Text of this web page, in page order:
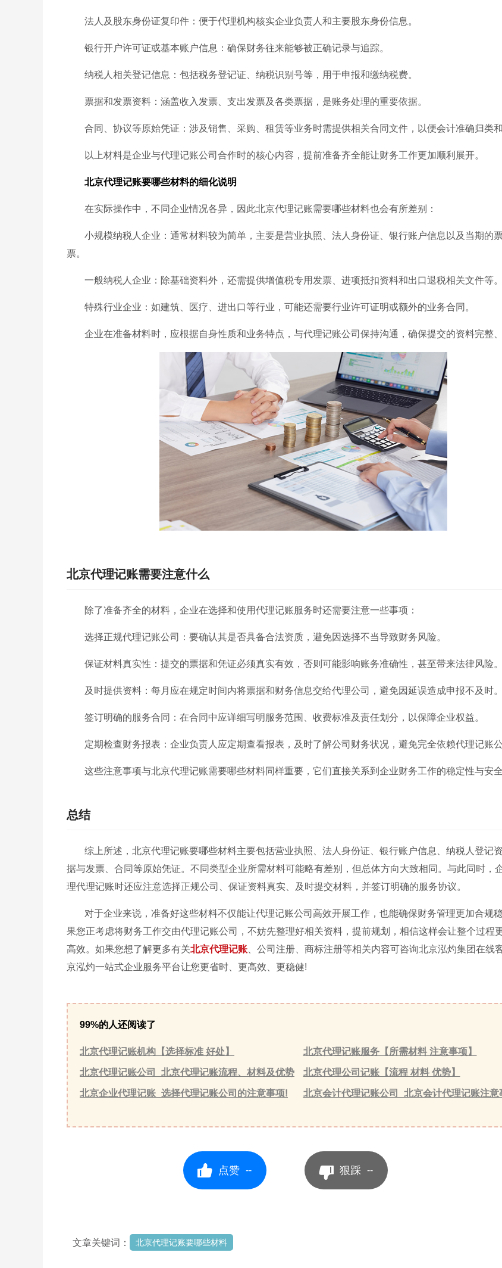
法人及股东身份证复印件：便于代理机构核实企业负责人和主要股东身份信息。
银行开户许可证或基本账户信息：确保财务往来能够被正确记录与追踪。
纳税人相关登记信息：包括税务登记证、纳税识别号等，用于申报和缴纳税费。
票据和发票资料：涵盖收入发票、支出发票及各类票据，是账务处理的重要依据。
合同、协议等原始凭证：涉及销售、采购、租赁等业务时需提供相关合同文件，以便会计准确归类和
以上材料是企业与代理记账公司合作时的核心内容，提前准备齐全能让财务工作更加顺利展开。
北京代理记账要哪些材料的细化说明
在实际操作中，不同企业情况各异，因此北京代理记账需要哪些材料也会有所差别：
小规模纳税人企业：通常材料较为简单，主要是营业执照、法人身份证、银行账户信息以及当期的
票。
一般纳税人企业：除基础资料外，还需提供增值税专用发票、进项抵扣资料和出口退税相关文件等。
特殊行业企业：如建筑、医疗、进出口等行业，可能还需要行业许可证明或额外的业务合同。
企业在准备材料时，应根据自身性质和业务特点，与代理记账公司保持沟通，确保提交的资料完整、
北京代理记账需要注意什么
除了准备齐全的材料，企业在选择和使用代理记账服务时还需要注意一些事项：
选择正规代理记账公司：要确认其是否具备合法资质，避免因选择不当导致财务风险。
保证材料真实性：提交的票据和凭证必须真实有效，否则可能影响账务准确性，甚至带来法律风险。
及时提供资料：每月应在规定时间内将票据和财务信息交给代理公司，避免因延误造成申报不及时。
签订明确的服务合同：在合同中应详细写明服务范围、收费标准及责任划分，以保障企业权益。
定期检查财务报表：企业负责人应定期查看报表，及时了解公司财务状况，避免完全依赖代理记账公
这些注意事项与北京代理记账需要哪些材料同样重要，它们直接关系到企业财务工作的稳定性与安全
总结
综上所述，北京代理记账要哪些材料主要包括营业执照、法人身份证、银行账户信息、纳税人登记
据与发票、合同等原始凭证。不同类型企业所需材料可能略有差别，但总体方向大致相同。与此同时，
理代理记账时还应注意选择正规公司、保证资料真实、及时提交材料，并签订明确的服务协议。
对于企业来说，准备好这些材料不仅能让代理记账公司高效开展工作，也能确保财务管理更加合规
果您正考虑将财务工作交由代理记账公司，不妨先整理好相关资料，提前规划，相信这样会让整个过程
高效。如果您想了解更多有关北京代理记账 、公司注册、商标注册等相关内容可咨询北京泓灼集团在线
京泓灼一站式企业服务平台让您更省时、更高效、更稳健!
99%的人还阅读了
北京代理记账机构【选择标准 好处】 北京代理记账服务【所需材料 注意事项】
北京代理记账公司_北京代理记账流程、材料及优势 北京代理公司记账【流程 材料 优势】
北京企业代理记账_选择代理记账公司的注意事项! 北京会计代理记账公司_北京会计代理记账注意
点赞 -- 狠踩 --
文章关键词： 北京代理记账要哪些材料